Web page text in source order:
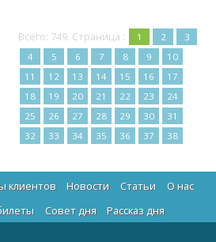
Всего: 749. Страница : 1 2
3
4
5 6 7 8 9
10
11
12 13 14 15 16
17
18
19 20 21 22 23
24
25
26 27 28 29 30
31
32
33 34 35 36 37 38
клиентов Новости Статьи
О нас
Cовет дня Рассказ дня